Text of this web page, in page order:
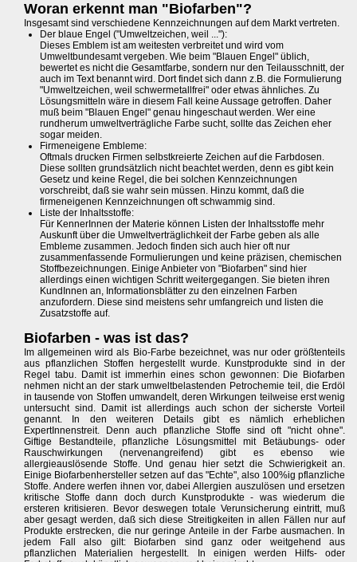
Woran erkennt man "Biofarben"?
Insgesamt sind verschiedene Kennzeichnungen auf dem Markt vertreten.
Der blaue Engel ("Umweltzeichen, weil ..."):
Dieses Emblem ist am weitesten verbreitet und wird vom
Umweltbundesamt vergeben. Wie beim "Blauen Engel" üblich,
bewertet es nicht die Gesamtfarbe, sondern nur den Teilausschnitt, der
auch im Text benannt wird. Dort findet sich dann z.B. die Formulierung
"Umweltzeichen, weil schwermetallfrei" oder etwas ähnliches. Zu
Lösungsmitteln wäre in diesem Fall keine Aussage getroffen. Daher
muß beim "Blauen Engel" genau hingeschaut werden. Wer eine
rundherum umweltverträgliche Farbe sucht, sollte das Zeichen eher
sogar meiden.
Firmeneigene Embleme:
Oftmals drucken Firmen selbstkreierte Zeichen auf die Farbdosen.
Diese sollten grundsätzlich nicht beachtet werden, denn es gibt kein
Gesetz und keine Regel, die bei solchen Kennzeichnungen
vorschreibt, daß sie wahr sein müssen. Hinzu kommt, daß die
firmeneigenen Kennzeichnungen oft schwammig sind.
Liste der Inhaltsstoffe:
Für KennerInnen der Materie können Listen der Inhaltsstoffe mehr
Auskunft über die Umweltverträglichkeit der Farbe geben als alle
Embleme zusammen. Jedoch finden sich auch hier oft nur
zusammenfassende Formulierungen und keine präzisen, chemischen
Stoffbezeichnungen. Einige Anbieter von "Biofarben" sind hier
allerdings einen wichtigen Schritt weitergegangen. Sie bieten ihren
KundInnen an, Informationsblätter zu den einzelnen Farben
anzufordern. Diese sind meistens sehr umfangreich und listen die
Zusatzstoffe auf.
Biofarben - was ist das?
Im allgemeinen wird als Bio-Farbe bezeichnet, was nur oder größtenteils
aus pflanzlichen Stoffen hergestellt wurde. Kunstprodukte sind in der
Regel tabu. Damit ist immerhin eines schon gewonnen: Die Biofarben
nehmen nicht an der stark umweltbelastenden Petrochemie teil, die Erdöl
in tausende von Stoffen umwandelt, deren Wirkungen teilweise erst wenig
untersucht sind. Damit ist allerdings auch schon der sicherste Vorteil
genannt. In den weiteren Details gibt es nämlich erheblichen
ExpertInnenstreit. Denn auch pflanzliche Stoffe sind oft "nicht ohne".
Giftige Bestandteile, pflanzliche Lösungsmittel mit Betäubungs- oder
Rauschwirkungen (nervenangreifend) gibt es ebenso wie
allergieauslösende Stoffe. Und genau hier setzt die Schwierigkeit an.
Einige Biofarbenhersteller setzen auf das "Echte", also 100%ig pflanzliche
Stoffe. Andere werfen ihnen vor, dabei Allergien auszulösen und ersetzen
kritische Stoffe dann doch durch Kunstprodukte - was wiederum die
ersteren kritisieren. Bevor deswegen totale Verunsicherung eintritt, muß
aber gesagt werden, daß sich diese Streitigkeiten in allen Fällen nur auf
Produkte erstrecken, die nur geringe Anteile in der Farbe ausmachen. In
jedem Fall also gilt: Biofarben sind ganz oder weitgehend aus
pflanzlichen Materialien hergestellt. In einigen werden Hilfs- oder